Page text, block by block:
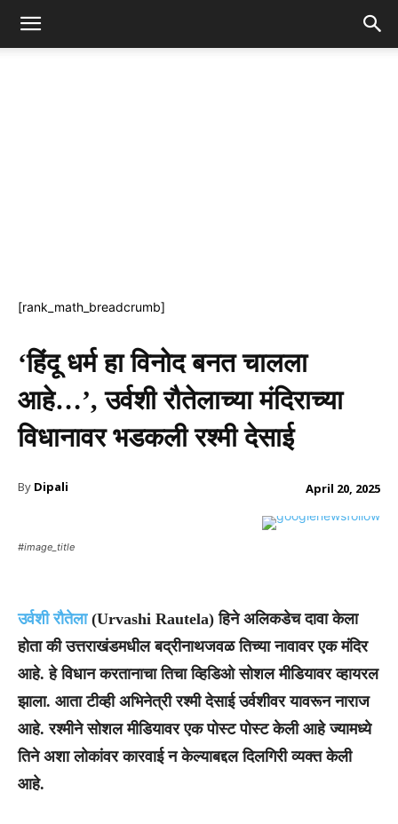
[rank_math_breadcrumb]
‘हिंदू धर्म हा विनोद बनत चालला
आहे…’, उर्वशी रौतेलाच्या मंदिराच्या
विधानावर भडकली रश्मी देसाई
By Dipali April 20, 2025
#image_title
उर्वशी रौतेला(Urvashi Rautela) हिने अलिकडेच दावा केला
होता की उत्तराखंडमधील बद्रीनाथजवळ तिच्या नावावर एक मंदिर
आहे. हे विधान करतानाचा तिचा व्हिडिओ सोशल मीडियावर व्हायरल
झाला. आता टीव्ही अभिनेत्री रश्मी देसाई उर्वशीवर यावरून नाराज
आहे. रश्मीने सोशल मीडियावर एक पोस्ट पोस्ट केली आहे ज्यामध्ये
तिने अशा लोकांवर कारवाई न केल्याबद्दल दिलगिरी व्यक्त केली
आहे.